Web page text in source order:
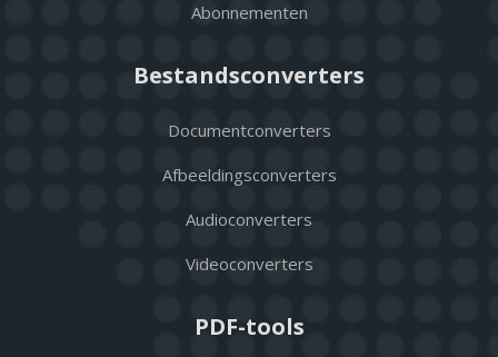
Abonnementen
Bestandsconverters
Documentconverters
Afbeeldingsconverters
Audioconverters
Videoconverters
PDF-tools